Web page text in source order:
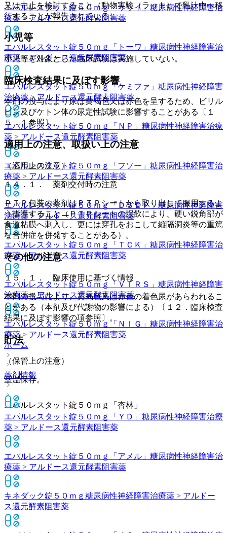
エパルレスタット錠５０ｍｇ「サワイ」糖尿病性神経障害治
療薬 > アルドース還元酵素阻害薬
エパルレスタット錠５０ｍｇ「トーワ」 糖尿病性神経障害治
療薬 > アルドース還元酵素阻害薬
エパルレスタット錠５０ｍｇ「ケミファ」 糖尿病性神経障害
治療薬 > アルドース還元酵素阻害薬
エパルレスタット錠５０ｍｇ「ＮＰ」 糖尿病性神経障害治療
薬 > アルドース還元酵素阻害薬
エパルレスタット錠５０ｍｇ「フソー」 糖尿病性神経障害治
療薬 > アルドース還元酵素阻害薬
エパルレスタット錠５０ｍｇ「ＤＳＥＰ」 糖尿病性神経障害
治療薬 > アルドース還元酵素阻害薬
エパルレスタット錠５０ｍｇ「ＴＣＫ」 糖尿病性神経障害治
療薬 > アルドース還元酵素阻害薬
エパルレスタット錠５０ｍｇ「ＶＴＲＳ」 糖尿病性神経障害
治療薬 > アルドース還元酵素阻害薬
エパルレスタット錠５０ｍｇ「ＮＩＧ」 糖尿病性神経障害治
療薬 > アルドース還元酵素阻害薬
ホーム
薬剤情報
エパルレスタット錠５０ｍｇ「杏林」
又は中止を検討すること（動物実験（ラット）で乳汁中へ移
行することが報告されている）。
小児等
小児等を対象とした臨床試験は実施していない。
臨床検査結果に及ぼす影響
本剤の投与により尿は黄褐色又は赤色を呈するため、ビリル
ビン及びケトン体の尿定性試験に影響することがある〔１
５．１参照〕。
適用上の注意、取扱い上の注意
（適用上の注意）
１４．１． 薬剤交付時の注意
ＰＴＰ包装の薬剤はＰＴＰシートから取り出して服用するよ
う指導すること（ＰＴＰシートの誤飲により、硬い鋭角部が
食道粘膜へ刺入し、更には穿孔をおこして縦隔洞炎等の重篤
な合併症を併発することがある）。
その他の注意
１５．１． 臨床使用に基づく情報
本剤の投与により、黄褐色又は赤色の着色尿があらわれるこ
とがある（本剤及び代謝物の影響による）〔１２．臨床検査
結果に及ぼす影響の項参照〕。
貯法
（保管上の注意）
室温保存。
エパルレスタット錠５０ｍｇ「ＹＤ」 糖尿病性神経障害治療
薬 > アルドース還元酵素阻害薬
エパルレスタット錠５０ｍｇ「アメル」 糖尿病性神経障害治
療薬 > アルドース還元酵素阻害薬
キネダック錠５０ｍｇ 糖尿病性神経障害治療薬 > アルドー
ス還元酵素阻害薬